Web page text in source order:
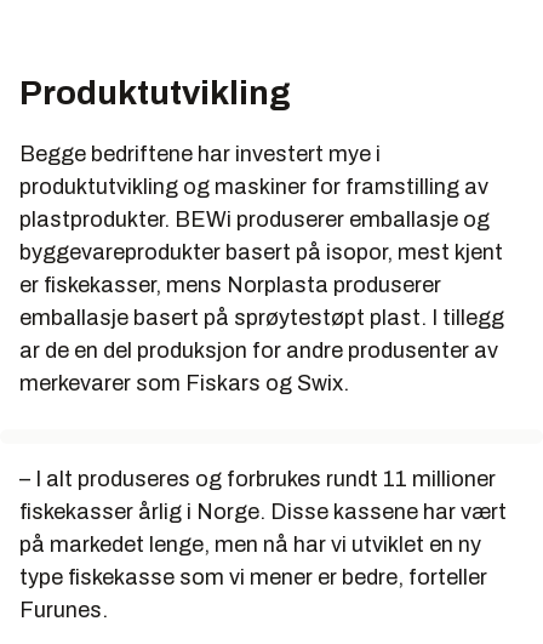
Produktutvikling
Begge bedriftene har investert mye i
produktutvikling og maskiner for framstilling av
plastprodukter. BEWi produserer emballasje og
byggevareprodukter basert på isopor, mest kjent
er fiskekasser, mens Norplasta produserer
emballasje basert på sprøytestøpt plast. I tillegg
ar de en del produksjon for andre produsenter av
merkevarer som Fiskars og Swix.
– I alt produseres og forbrukes rundt 11 millioner
fiskekasser årlig i Norge. Disse kassene har vært
på markedet lenge, men nå har vi utviklet en ny
type fiskekasse som vi mener er bedre, forteller
Furunes.